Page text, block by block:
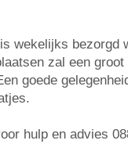
wekelijks bezorgd
zal een
goede
hulp en advies